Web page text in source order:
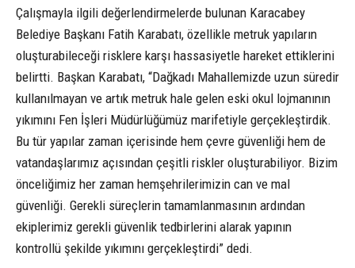
Çalışmayla ilgili değerlendirmelerde bulunan Karacabey
Belediye Başkanı Fatih Karabatı, özellikle metruk yapıların
oluşturabileceği risklere karşı hassasiyetle hareket ettiklerini
belirtti. Başkan Karabatı, “Dağkadı Mahallemizde uzun süredir
kullanılmayan ve artık metruk hale gelen eski okul lojmanının
yıkımını Fen İşleri Müdürlüğümüz marifetiyle gerçekleştirdik.
Bu tür yapılar zaman içerisinde hem çevre güvenliği hem de
vatandaşlarımız açısından çeşitli riskler oluşturabiliyor. Bizim
önceliğimiz her zaman hemşehrilerimizin can ve mal
güvenliği. Gerekli süreçlerin tamamlanmasının ardından
ekiplerimiz gerekli güvenlik tedbirlerini alarak yapının
kontrollü şekilde yıkımını gerçekleştirdi” dedi.